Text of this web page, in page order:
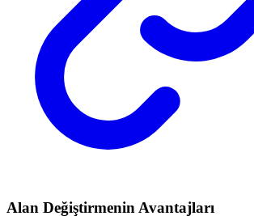
Alan Değiştirmenin Avantajları